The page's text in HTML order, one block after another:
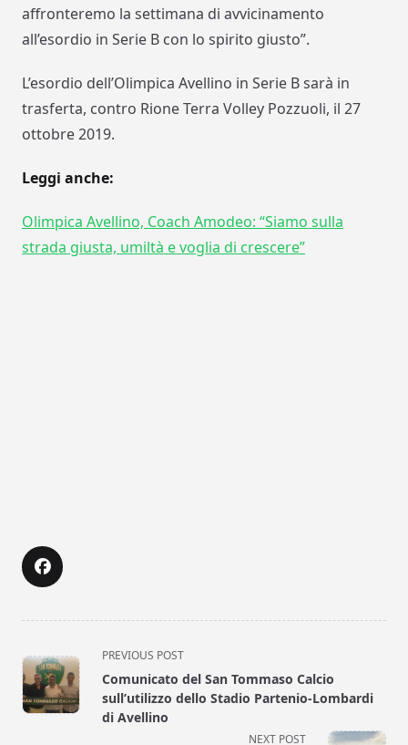
affronteremo la settimana di avvicinamento
all’esordio in Serie B con lo spirito giusto”.
L’esordio dell’Olimpica Avellino in Serie B sarà in
trasferta, contro Rione Terra Volley Pozzuoli, il 27
ottobre 2019.
Leggi anche:
Olimpica Avellino, Coach Amodeo: “Siamo sulla
strada giusta, umiltà e voglia di crescere”
<span
class="nav-
subtitle
screen-
PREVIOUS POST
Comunicato del San Tommaso Calcio
sull’utilizzo dello Stadio Partenio-Lombardi
di Avellino
NEXT POST